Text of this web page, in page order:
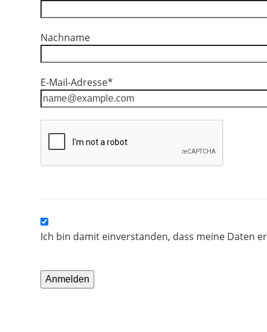
Nachname
E-Mail-Adresse*
Ich bin damit einverstanden, dass meine Daten
Anmelden